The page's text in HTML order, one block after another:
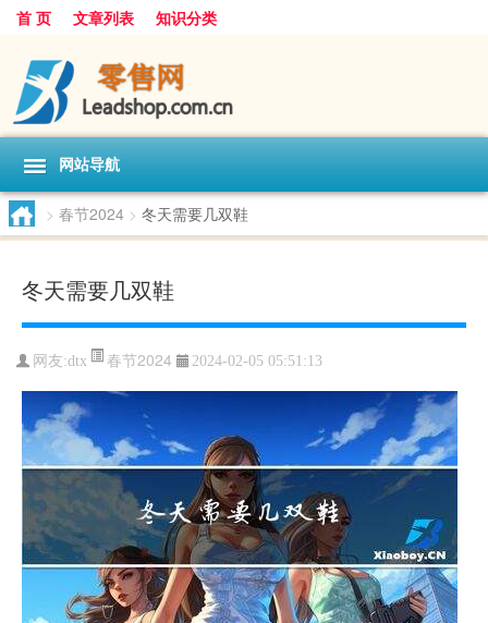
首 页 文章列表 知识分类
网站导航
> 春节2024 > 冬天需要几双鞋
冬天需要几双鞋
网友:dtx 春节2024 2024-02-05 05:51:13